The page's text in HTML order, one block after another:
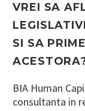
VREI SA
SI SA
BIA Human
consultanta in